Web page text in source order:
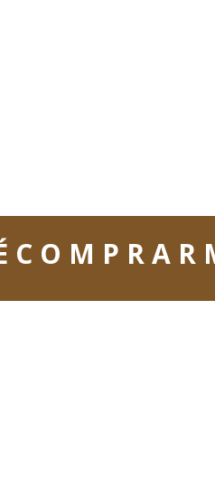
C O M P R A